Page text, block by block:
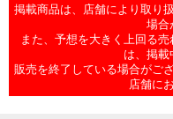
ギフト
プリペイドカード・金券
コピー
プリント
宅配便
切手・はがき・印紙
チケットサービス
セブン‐イレブンでお受取り
企業理念
会社概要
セブン＆アイ・ホールディ
サステナビリティ活動基本
加盟店オーナー募集
アルバイト情報
掲載商品は、店舗により取り
場合
また、予想を大きく上回る
は、掲載
販売を終了している場合がご
店舗に